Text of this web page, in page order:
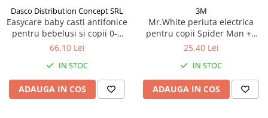
Scutece si servetele
Cosmetice copii
Protectie anti-insecte
Hrana pentru bebelusi
Suplimente alimentare copii
Produse antiparazitare
Dasco Distribution Concept SRL
Easycare baby casti antifonice
pentru bebelusi si copii 0-4
ani (EASY00257) Zephyr Labs
66,10 Lei
IN STOC
ADAUGA IN COS
3M
Mr.White periuta electrica
pentru copii Spider Man +4
ani Zephyr Labs
25,40 Lei
IN STOC
ADAUGA IN COS